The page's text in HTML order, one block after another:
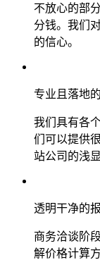
不放心的部
分钱。我们
的信心。
专业且落地
我们具有各
们可以提供
站公司的浅
透明干净的
商务洽谈阶
解价格计算